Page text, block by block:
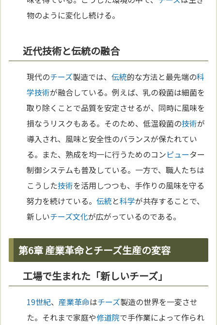
物のように変化し続ける。
近代技術と伝統の融合
現代のチーズ製造では、伝統的な方法と最先端の科
学技術が融合している。例えば、乳の殺菌は細菌を
取り除くことで品質を安定させるが、同時に風味を
損なうリスクもある。そのため、低温殺菌の技術が
導入され、風味と安全性のバランスが保たれてい
る。また、熟成を均一に行うためのコンピューター
制御システムも普及している。一方で、職人たちは
こうした技術を活用しつつも、手作りの風味を守る
努力を続けている。伝統と科学が共存することで、
新しいチーズ文化が広がっているのである。
第6章 産業革命とチーズ生産の変容
工場で生まれた「新しいチーズ」
19世紀、 産業革命はチーズ製造の世界を一変させ
た。それまで家庭や修道院で手作業によって作られ